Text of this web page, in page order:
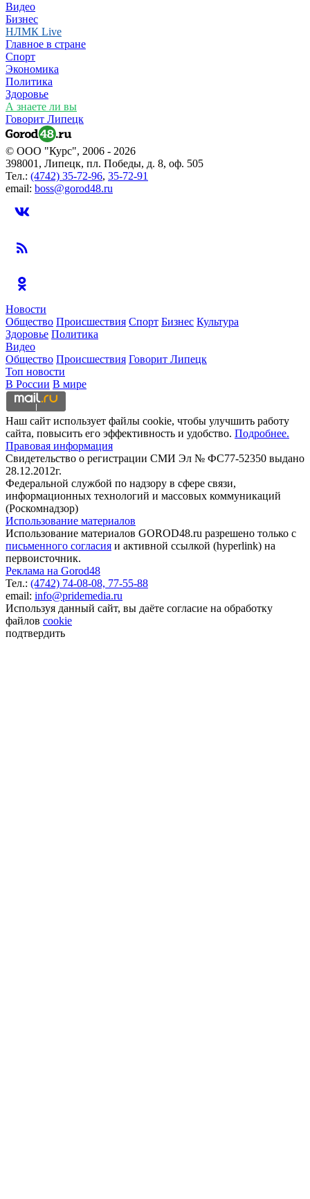
Видео
Бизнес
НЛМК Live
Главное в стране
Спорт
Экономика
Политика
Здоровье
А знаете ли вы
Говорит Липецк
© ООО "Курс", 2006 - 2026
398001, Липецк, пл. Победы, д. 8, оф. 505
Тел.: (4742) 35-72-96, 35-72-91
email: boss@gorod48.ru
Новости
Общество Происшествия Спорт Бизнес Культура
Здоровье Политика
Видео
Общество Происшествия Говорит Липецк
Топ новости
В России В мире
Наш сайт использует файлы cookie, чтобы улучшить работу
сайта, повысить его эффективность и удобство. Подробнее.
Правовая информация
Свидетельство о регистрации СМИ Эл № ФС77-52350 выдано
28.12.2012г.
Федеральной службой по надзору в сфере связи,
информационных технологий и массовых коммуникаций
(Роскомнадзор)
Использование материалов
Использование материалов GOROD48.ru разрешено только с
письменного согласия и активной ссылкой (hyperlink) на
первоисточник.
Реклама на Gorod48
Тел.: (4742) 74-08-08, 77-55-88
email: info@pridemedia.ru
Используя данный сайт, вы даёте согласие на обработку
файлов cookie
подтвердить